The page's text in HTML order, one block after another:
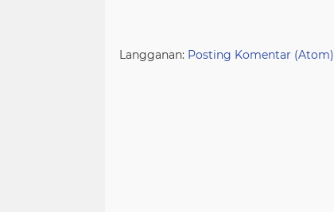
Langganan: Posting Komentar (Atom)